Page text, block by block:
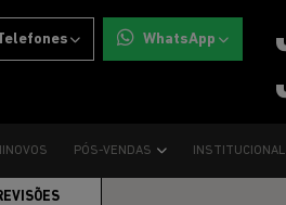
WhatsApp
PÓS-VENDAS INSTITUCIONAL